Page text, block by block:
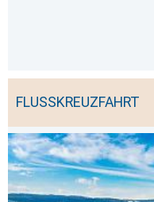
FLUSSKREUZFAHRT